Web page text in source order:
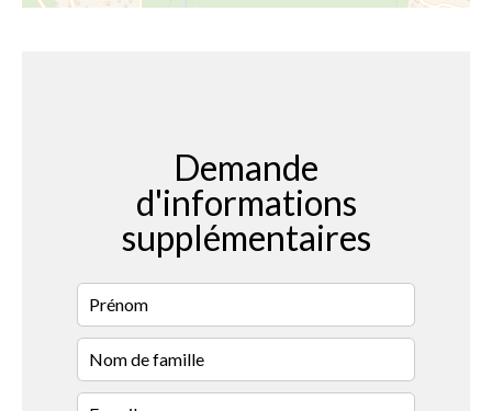
Demande
d'informations
supplémentaires